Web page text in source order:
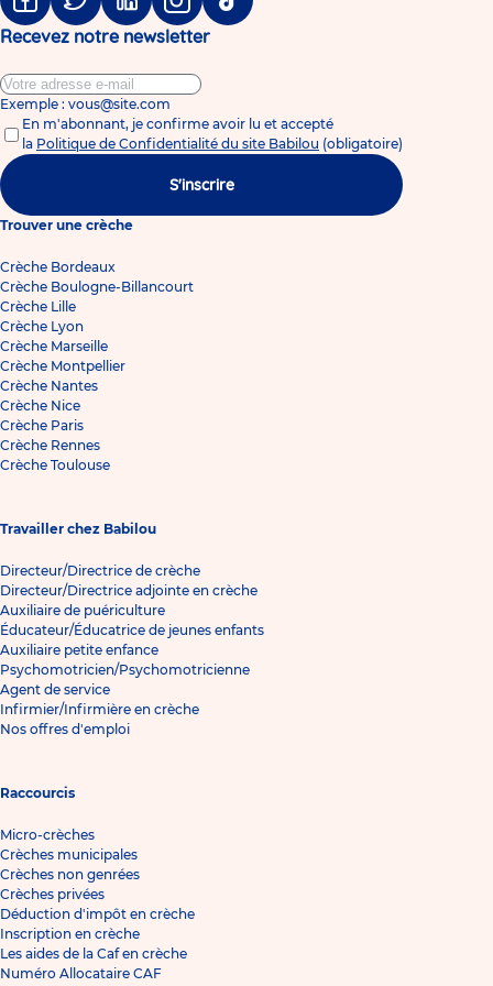
FacebookTwitter LinkedinInstagramTiktok
Recevez notre newsletter
Exemple : vous@site.com
En m'abonnant, je confirme avoir lu et accepté
la Politique de Confidentialité du site Babilou (obligatoire)
S'inscrire
Trouver une crèche
Crèche Bordeaux
Crèche Boulogne-Billancourt
Crèche Lille
Crèche Lyon
Crèche Marseille
Crèche Montpellier
Crèche Nantes
Crèche Nice
Crèche Paris
Crèche Rennes
Crèche Toulouse
Travailler chez Babilou
Directeur/Directrice de crèche
Directeur/Directrice adjointe en crèche
Auxiliaire de puériculture
Éducateur/Éducatrice de jeunes enfants
Auxiliaire petite enfance
Psychomotricien/Psychomotricienne
Agent de service
Infirmier/Infirmière en crèche
Nos offres d'emploi
Raccourcis
Micro-crèches
Crèches municipales
Crèches non genrées
Crèches privées
Déduction d'impôt en crèche
Inscription en crèche
Les aides de la Caf en crèche
Numéro Allocataire CAF